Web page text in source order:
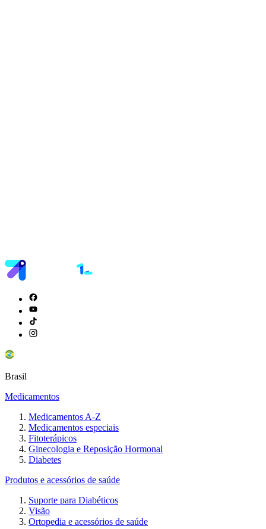
Brasil
Medicamentos
Medicamentos A-Z
Medicamentos especiais
Fitoterápicos
Ginecologia e Reposição Hormonal
Diabetes
Produtos e acessórios de saúde
Suporte para Diabéticos
Visão
Ortopedia e acessórios de saúde